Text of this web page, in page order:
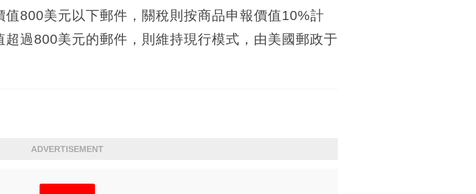
800美元以下郵件，關稅則按商品申報價值10%計
過800美元的郵件，則維持現行模式，由美國郵政于
ADVERTISEMENT